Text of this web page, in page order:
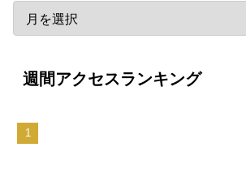
週間アクセスランキング